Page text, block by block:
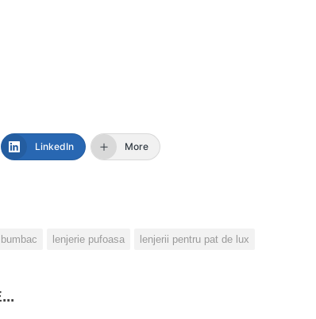
LinkedIn More
lenjerie pufoasa lenjerii pentru pat de lux